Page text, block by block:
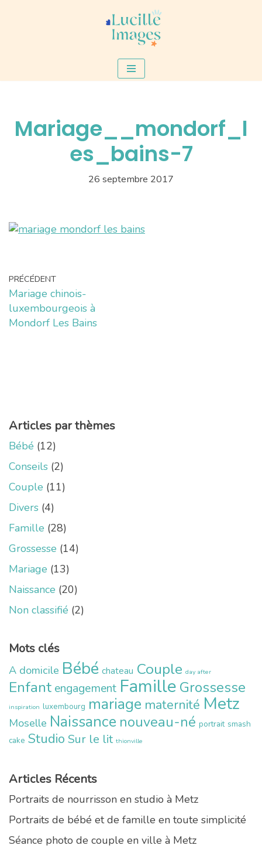
Mariage__mondorf_l
es_bains-7
26 septembre 2017
PRÉCÉDENT
Mariage chinois-
luxembourgeois à
Mondorf Les Bains
Articles par thèmes
Bébé (12)
Conseils (2)
Couple (11)
Divers (4)
Famille (28)
Grossesse (14)
Mariage (13)
Naissance (20)
Non classifié (2)
Mots clés
A domicile Bébé chateau Couple day after
Enfant engagement Famille Grossesse
inspiration luxembourg mariage maternité Metz
Moselle Naissance nouveau-né portrait smash
cake Studio Sur le lit thionville
Articles Récents
Portraits de nourrisson en studio à Metz
Portraits de bébé et de famille en toute simplicité
Séance photo de couple en ville à Metz